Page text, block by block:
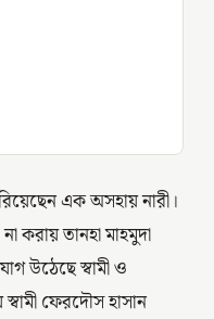
এক অসহায় নারী।
করায় তানহা মাহমুদা
উঠেছে স্বামী ও
ফেরদৌস হাসান